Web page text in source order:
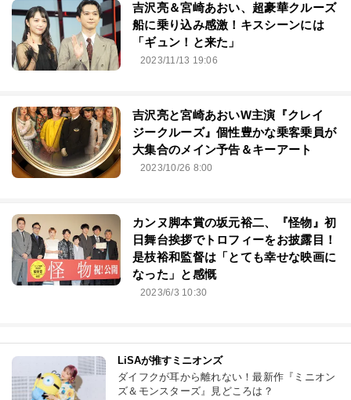
吉沢亮＆宮崎あおい、超豪華クルーズ
船に乗り込み感激！キスシーンには
「ギュン！と来た」
2023/11/13 19:06
吉沢亮と宮崎あおいW主演『クレイ
ジークルーズ』個性豊かな乗客乗員が
大集合のメイン予告＆キーアート
2023/10/26 8:00
カンヌ脚本賞の坂元裕二、『怪物』初
日舞台挨拶でトロフィーをお披露目！
是枝裕和監督は「とても幸せな映画に
なった」と感慨
2023/6/3 10:30
LiSAが推すミニオンズ
ダイフクが耳から離れない！最新作『ミニオン
ズ＆モンスターズ』見どころは？